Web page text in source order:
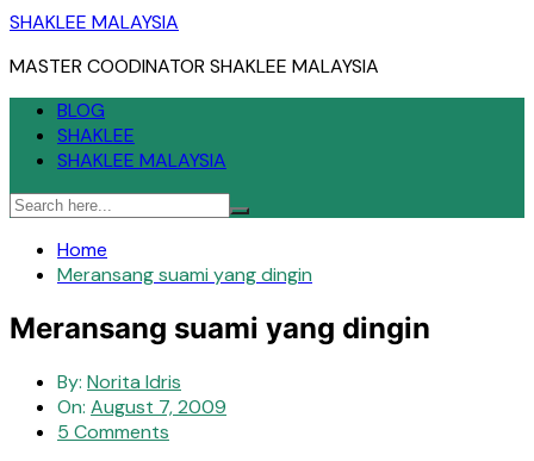
Skip
content
SHAKLEE MALAYSIA
MASTER COODINATOR SHAKLEE MALAYSIA
BLOG
SHAKLEE
SHAKLEE MALAYSIA
Home
Meransang suami yang dingin
Meransang suami yang dingin
By: Norita Idris
On: August 7, 2009
5 Comments